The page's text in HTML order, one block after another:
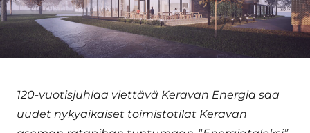
120-vuotisjuhlaa viettävä Keravan Energia saa
uudet nykyaikaiset toimistotilat Keravan